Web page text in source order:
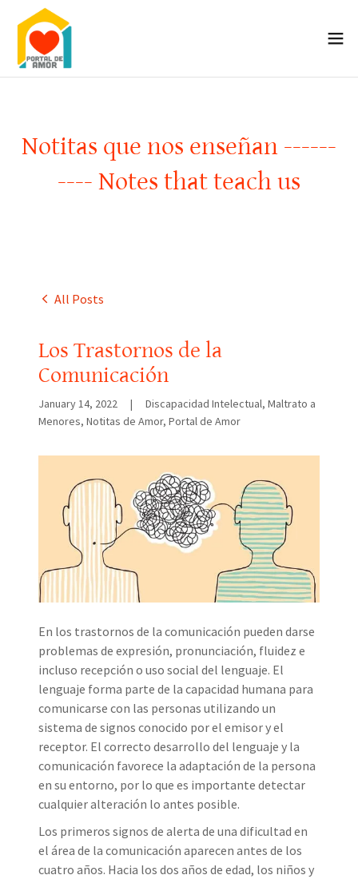
Notitas que nos enseñan ------
---- Notes that teach us
All Posts
Los Trastornos de la
Comunicación
January 14, 2022 |
Discapacidad Intelectual, Maltrato a
Menores, Notitas de Amor, Portal de Amor
En los trastornos de la comunicación pueden darse
problemas de expresión, pronunciación, fluidez e
incluso recepción o uso social del lenguaje. El
lenguaje forma parte de la capacidad humana para
comunicarse con las personas utilizando un
sistema de signos conocido por el emisor y el
receptor. El correcto desarrollo del lenguaje y la
comunicación favorece la adaptación de la persona
en su entorno, por lo que es importante detectar
cualquier alteración lo antes posible.
Los primeros signos de alerta de una dificultad en
el área de la comunicación aparecen antes de los
cuatro años. Hacia los dos años de edad, los niños y